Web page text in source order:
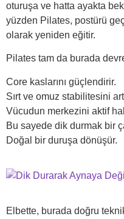
oturuşa ve hatta ayakta
yüzden Pilates, postürü
olarak yeniden eğitir.
Pilates tam da burada
Core kaslarını güçlendirir.
Sırt ve omuz stabilitesini
Vücudun merkezini aktif
Bu sayede dik durmak bir
Doğal bir duruşa dönüşür.
Elbette, burada doğru